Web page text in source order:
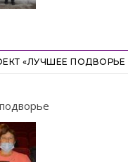
«ЛУЧШЕЕ ПОДВОРЬЕ